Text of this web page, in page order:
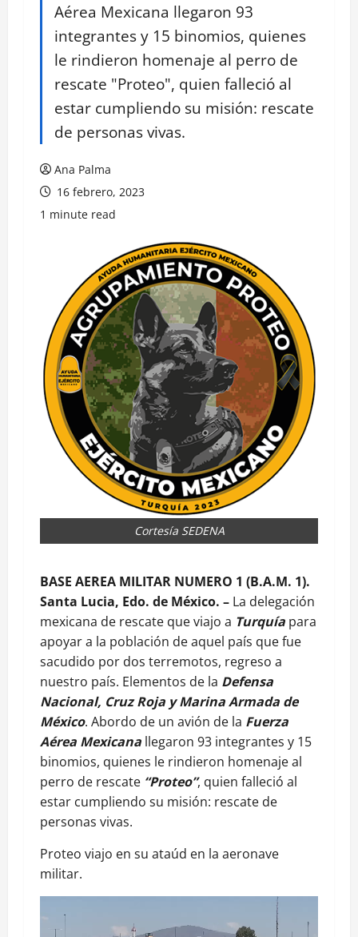
Aérea Mexicana llegaron 93
integrantes y 15 binomios, quienes
le rindieron homenaje al perro de
rescate "Proteo", quien falleció al
estar cumpliendo su misión: rescate
de personas vivas.
Ana Palma
16 febrero, 2023
1 minute read
Cortesía SEDENA
BASE AEREA MILITAR NUMERO 1 (B.A.M. 1).
Santa Lucia, Edo. de México. – La delegación
mexicana de rescate que viajo a Turquía para
apoyar a la población de aquel país que fue
sacudido por dos terremotos, regreso a
nuestro país. Elementos de la Defensa
Nacional, Cruz Roja y Marina Armada de
México. Abordo de un avión de la Fuerza
Aérea Mexicana llegaron 93 integrantes y 15
binomios, quienes le rindieron homenaje al
perro de rescate “Proteo”, quien falleció al
estar cumpliendo su misión: rescate de
personas vivas.
Proteo viajo en su ataúd en la aeronave
militar.